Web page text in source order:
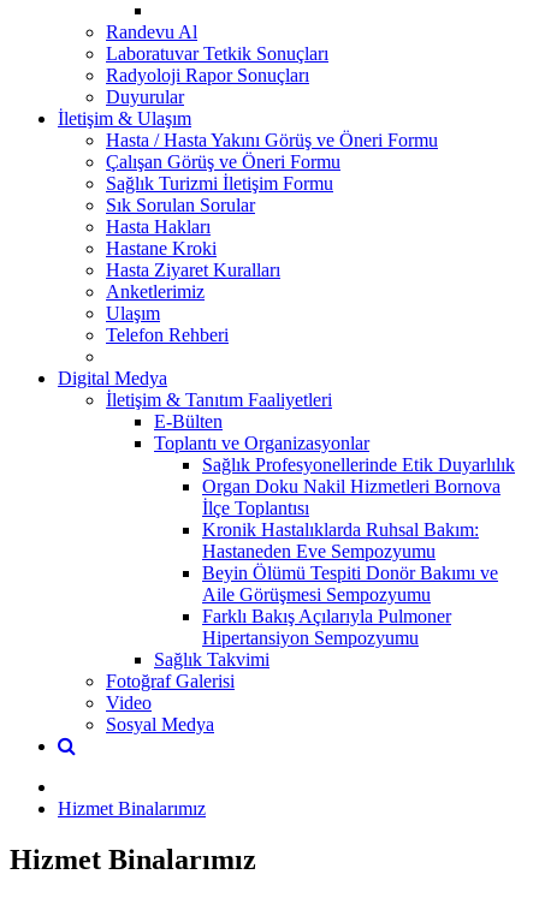
Randevu Al
Laboratuvar Tetkik Sonuçları
Radyoloji Rapor Sonuçları
Duyurular
İletişim & Ulaşım
Hasta / Hasta Yakını Görüş ve Öneri Formu
Çalışan Görüş ve Öneri Formu
Sağlık Turizmi İletişim Formu
Sık Sorulan Sorular
Hasta Hakları
Hastane Kroki
Hasta Ziyaret Kuralları
Anketlerimiz
Ulaşım
Telefon Rehberi
Digital Medya
İletişim & Tanıtım Faaliyetleri
E-Bülten
Toplantı ve Organizasyonlar
Sağlık Profesyonellerinde Etik Duyarlılık
Organ Doku Nakil Hizmetleri Bornova
İlçe Toplantısı
Kronik Hastalıklarda Ruhsal Bakım:
Hastaneden Eve Sempozyumu
Beyin Ölümü Tespiti Donör Bakımı ve
Aile Görüşmesi Sempozyumu
Farklı Bakış Açılarıyla Pulmoner
Hipertansiyon Sempozyumu
Sağlık Takvimi
Fotoğraf Galerisi
Video
Sosyal Medya
Hizmet Binalarımız
Hizmet Binalarımız